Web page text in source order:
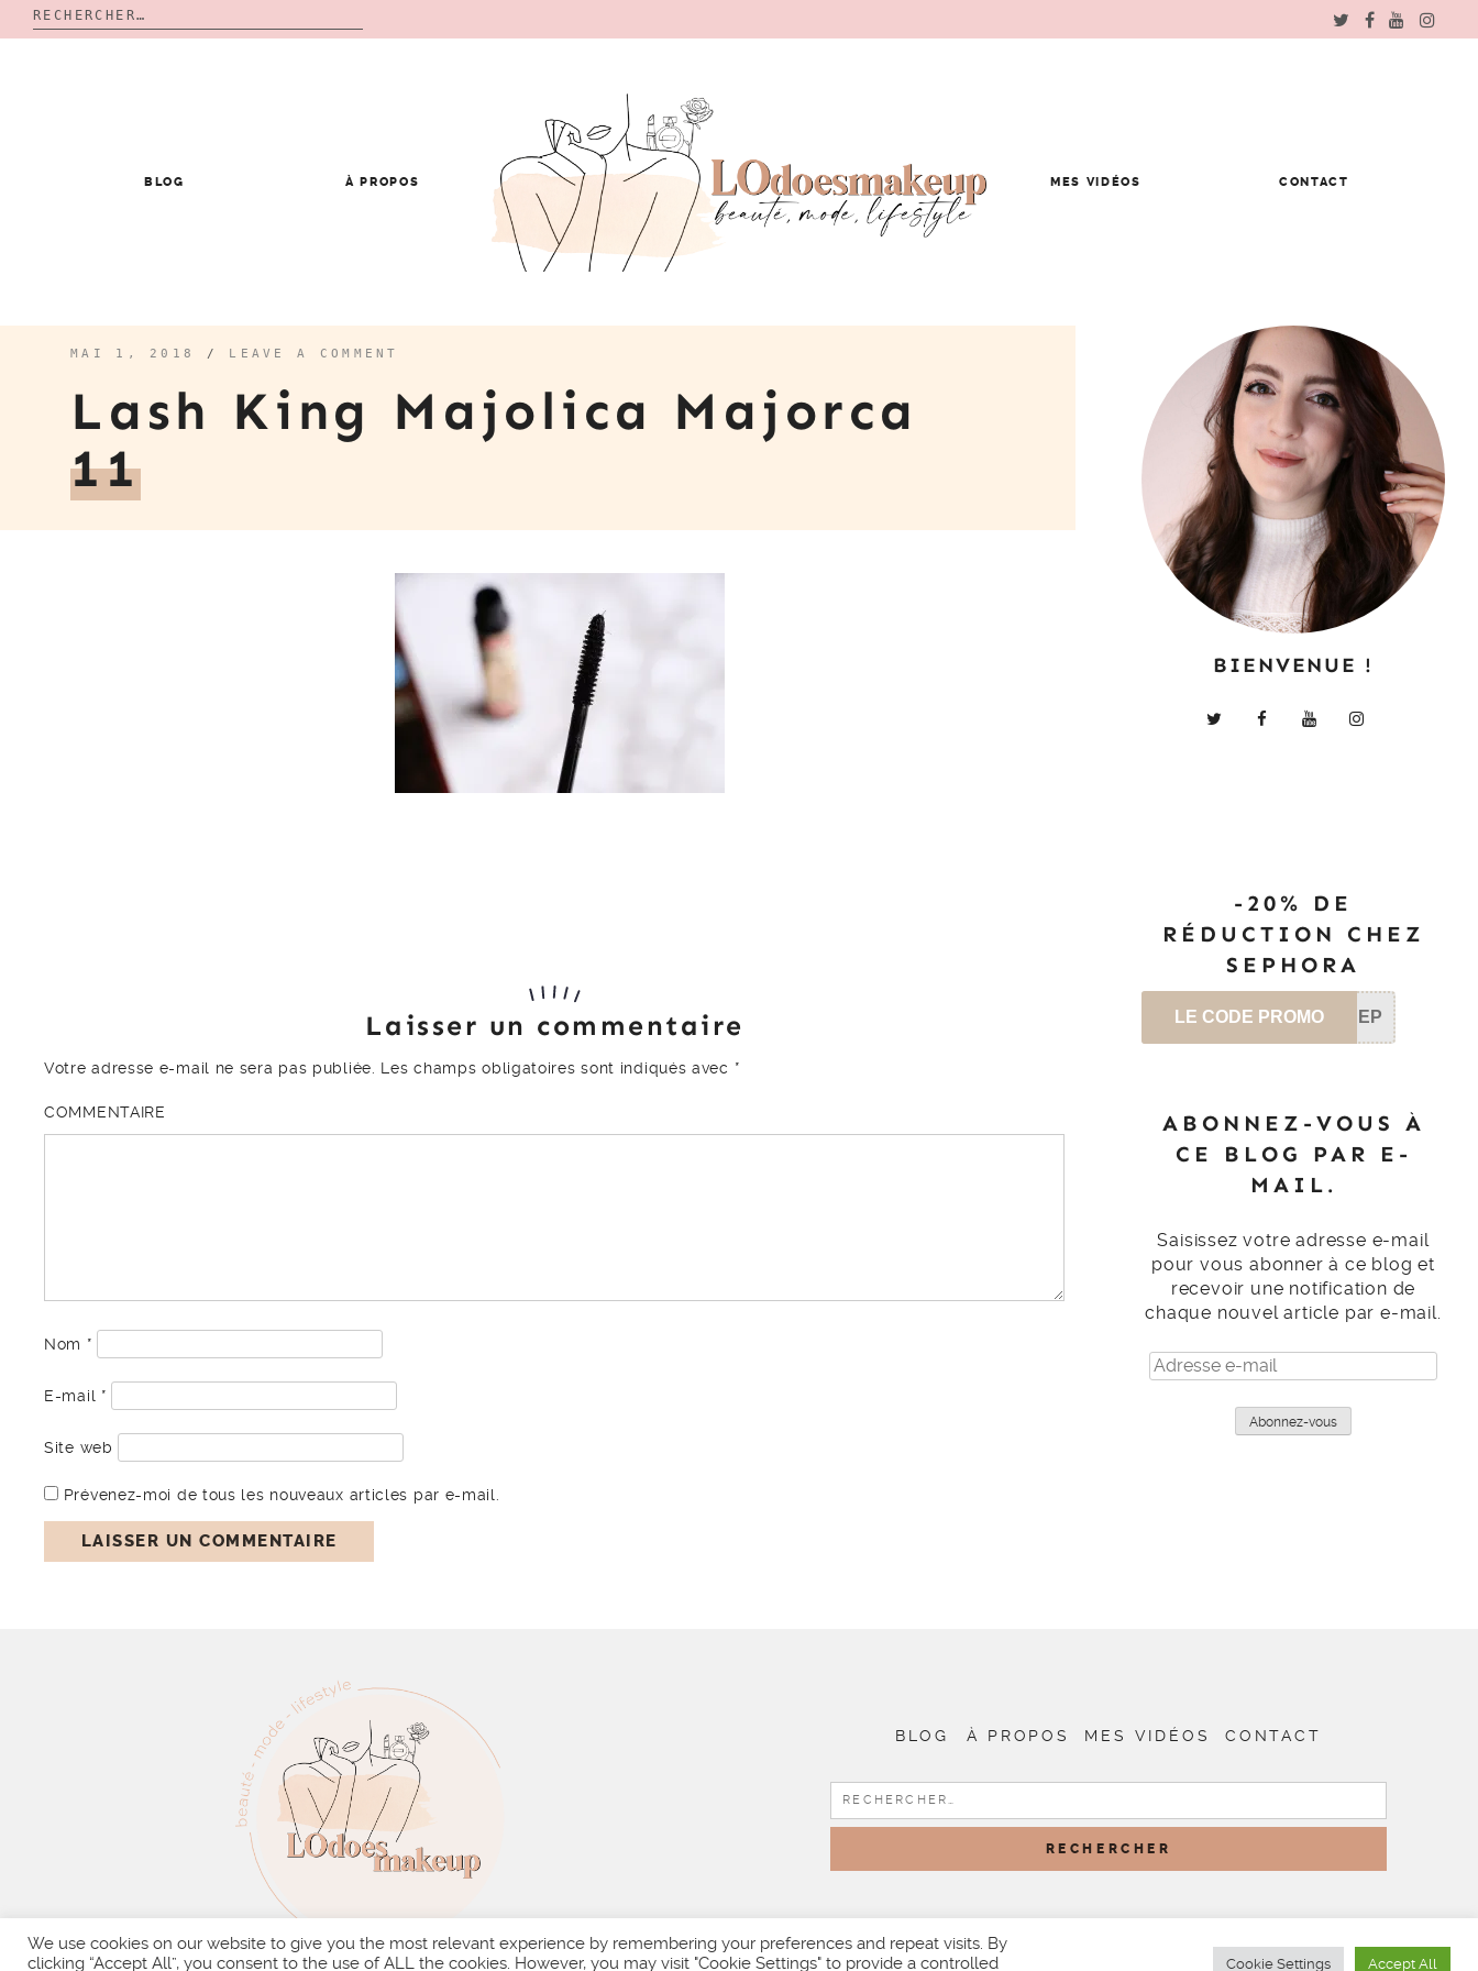
Rechercher :
BLOG À PROPOS MES VIDÉOS CONTACT
MAI 1, 2018 / LEAVE A COMMENT
Lash King Majolica Majorca
11
Laisser un commentaire
Votre adresse e-mail ne sera pas publiée. Les champs obligatoires sont indiqués avec *
COMMENTAIRE
Nom *
E-mail *
Site web
Prévenez-moi de tous les nouveaux articles par e-mail.
BIENVENUE !
-20% DE
RÉDUCTION CHEZ
SEPHORA
LE CODE PROMO SEP
ABONNEZ-VOUS À
CE BLOG PAR E-
MAIL.
Saisissez votre adresse e-mail
pour vous abonner à ce blog et
recevoir une notification de
chaque nouvel article par e-mail.
Adresse
e-
Abonnez-vous
BLOG À PROPOS MES VIDÉOS CONTACT
RECHERCHER :
We use cookies on our website to give you the most relevant experience by remembering your preferences and repeat visits. By
clicking “Accept All”, you consent to the use of ALL the cookies. However, you may visit "Cookie Settings" to provide a controlled
Cookie Settings Accept All